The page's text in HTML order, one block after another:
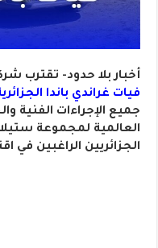
أخبار بلا حدود- تقترب
فيات غراندي باندا
جميع الإجراءات الفنية
العالمية لمجموعة
الجزائريين الراغبين في